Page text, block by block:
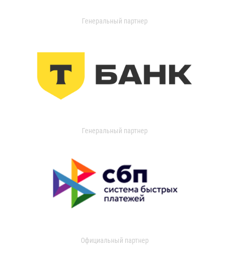
Генеральный партнер
Генеральный партнер
Официальный партнер